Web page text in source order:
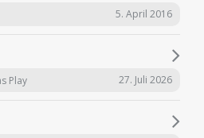
5. April 2016
Play 27. Juli 2026